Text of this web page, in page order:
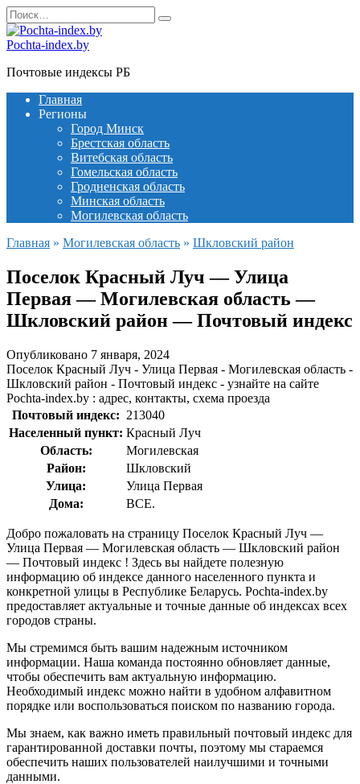
Перейти
к
содержанию
Search
for:
Pochta-index.by
Почтовые индексы РБ
Главная
Регионы
Город Минск
Брестская область
Витебская область
Гомельская область
Гродненская область
Минская область
Могилевская область
Главная » Могилевская область » Шкловский район
Поселок Красный Луч — Улица
Первая — Могилевская область —
Шкловский район — Почтовый индекс
Опубликовано 7 января, 2024
Поселок Красный Луч - Улица Первая - Могилевская область -
Шкловский район - Почтовый индекс - узнайте на сайте
Pochta-index.by : адрес, контакты, схема проезда
Почтовый индекс: 213040
Населенный пункт: Красный Луч
Область:
Могилевская
Район:
Шкловский
Улица:
Улица Первая
Дома:
ВСЕ.
Добро пожаловать на страницу Поселок Красный Луч —
Улица Первая — Могилевская область — Шкловский район
— Почтовый индекс ! Здесь вы найдете полезную
информацию об индексе данного населенного пункта и
конкретной улицы в Республике Беларусь. Pochta-index.by
предоставляет актуальные и точные данные об индексах всех
городов страны.
Мы стремимся быть вашим надежным источником
информации. Наша команда постоянно обновляет данные,
чтобы обеспечить вам актуальную информацию.
Необходимый индекс можно найти в удобном алфавитном
порядке или воспользоваться поиском по названию города.
Мы знаем, как важно иметь правильный почтовый индекс для
гарантированной доставки почты, поэтому мы стараемся
обеспечить наших пользователей наилучшими и точными
данными.